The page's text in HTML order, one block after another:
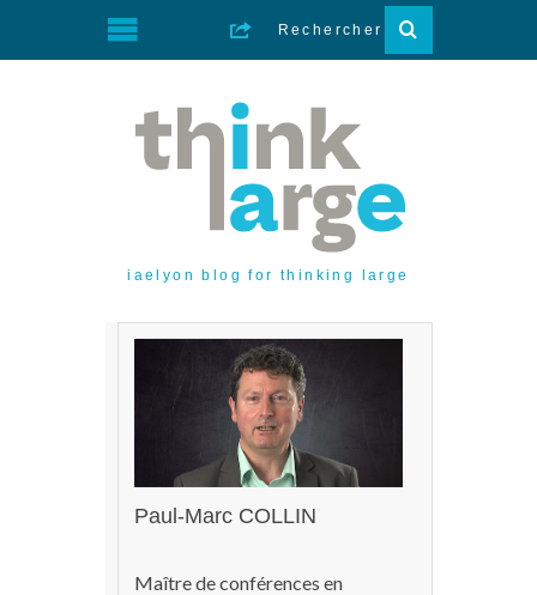
iaelyon blog for thinking large
Paul-Marc COLLIN
Maître de conférences en